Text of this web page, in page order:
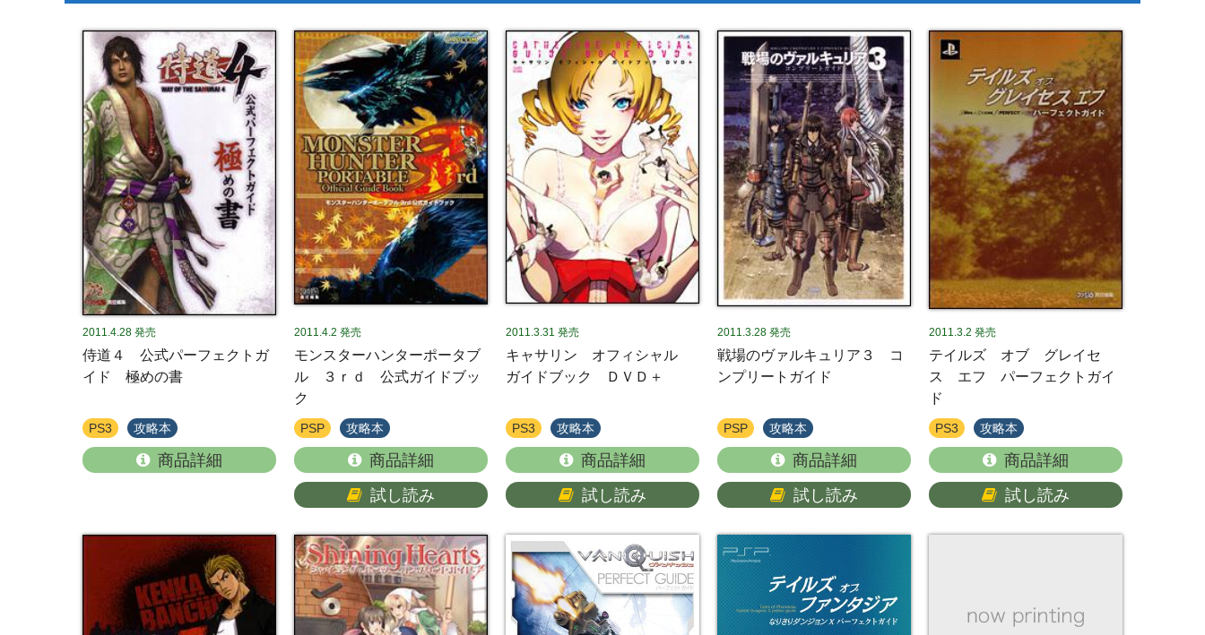
2011.4.28 発売
侍道４ 公式パーフェクトガ
イド 極めの書
PS3 攻略本
商品詳細
2011.4.2 発売
モンスターハンターポータブ
ル ３ｒｄ 公式ガイドブッ
ク
PSP 攻略本
商品詳細
試し読み
2011.3.31 発売
キャサリン オフィシャル
ガイドブック ＤＶＤ＋
PS3 攻略本
商品詳細
試し読み
2011.3.28 発売
戦場のヴァルキュリア３ コ
ンプリートガイド
PSP 攻略本
商品詳細
試し読み
2011.3.2 発売
テイルズ オブ グレイセ
ス エフ パーフェクトガイ
ド
PS3 攻略本
商品詳細
試し読み